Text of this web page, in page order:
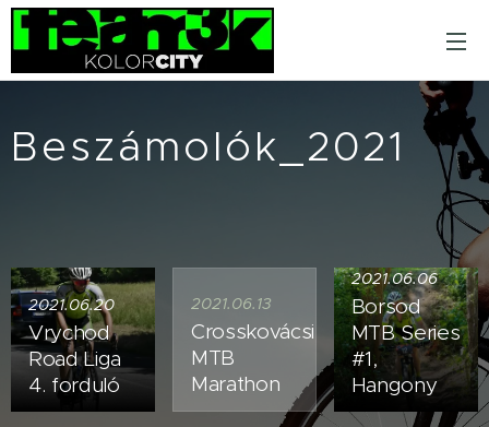
Beszámolók_2021
2021.06.20
Vrychod
Road Liga
4. forduló
2021.06.13
Crosskovácsi
MTB
Marathon
2021.06.06
Borsod
MTB Series
#1,
Hangony
2021.04.18